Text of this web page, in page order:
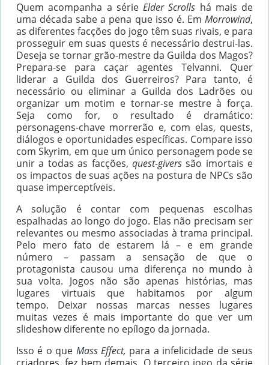
Quem acompanha a série Elder Scrolls há mais de
uma década sabe a pena que isso é. Em Morrowind,
as diferentes facções do jogo têm suas rivais, e para
prosseguir em suas quests é necessário destrui-las.
Deseja se tornar grão-mestre da Guilda dos Magos?
Prepara-se para caçar agentes Telvanni. Quer
liderar a Guilda dos Guerreiros? Para tanto, é
necessário ou eliminar a Guilda dos Ladrões ou
organizar um motim e tornar-se mestre à força.
Seja como for, o resultado é dramático:
personagens-chave morrerão e, com elas, quests,
diálogos e oportunidades específicas. Compare isso
com Skyrim, em que um único personagem pode se
unir a todas as facções, quest-giverssão imortais e
os impactos de suas ações na postura de NPCs são
quase imperceptíveis.
A solução é contar com pequenas escolhas
espalhadas ao longo do jogo. Elas não precisam ser
relevantes ou mesmo associadas à trama principal.
Pelo mero fato de estarem lá – e em grande
número – passam a sensação de que o
protagonista causou uma diferença no mundo à
sua volta. Jogos não são apenas histórias, mas
lugares virtuais que habitamos por algum
tempo. Deixar nossas marcas nesses lugares
muitas vezes é mais importante do que ver um
slideshow diferente no epílogo da jornada.
Isso é o que Mass Effect, para a infelicidade de seus